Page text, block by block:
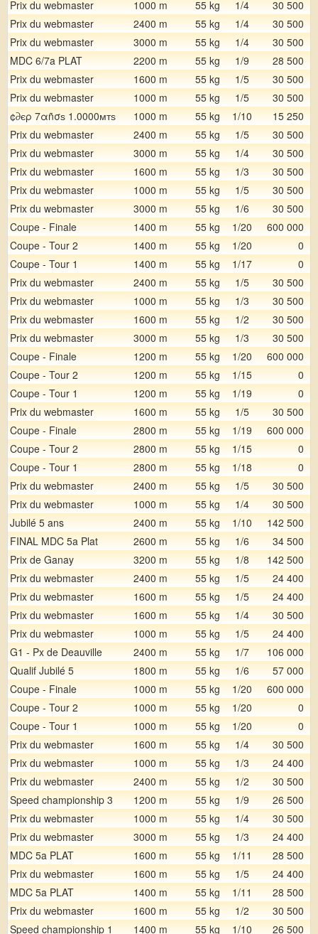
Prix du webmaster 1000 m 55 kg 1/4 30 500
Prix du webmaster
2400 m 55 kg 1/4 30 500
Prix du webmaster
3000 m 55 kg 1/4 30 500
MDC 6/7a PLAT
2200 m 55 kg 1/9 28 500
Prix du webmaster
1600 m 55 kg 1/5 30 500
Prix du webmaster
1000 m 55 kg 1/5 30 500
¢∂єρ 7αñσѕ 1.0000мтѕ
1000 m 55 kg 1/10 15 250
Prix du webmaster
2400 m 55 kg 1/5 30 500
Prix du webmaster
3000 m 55 kg 1/4 30 500
Prix du webmaster
1600 m 55 kg 1/3 30 500
Prix du webmaster
1000 m 55 kg 1/5 30 500
Prix du webmaster
3000 m 55 kg 1/6 30 500
Coupe - Finale
1400 m 55 kg 1/20 600 000
Coupe - Tour 2
1400 m 55 kg 1/20 0
Coupe - Tour 1
1400 m 55 kg 1/17 0
Prix du webmaster
2400 m 55 kg 1/5 30 500
Prix du webmaster
1000 m 55 kg 1/3 30 500
Prix du webmaster
1600 m 55 kg 1/2 30 500
Prix du webmaster
3000 m 55 kg 1/3 30 500
Coupe - Finale
1200 m 55 kg 1/20 600 000
Coupe - Tour 2
1200 m 55 kg 1/15 0
Coupe - Tour 1
1200 m 55 kg 1/19 0
Prix du webmaster
1600 m 55 kg 1/5 30 500
Coupe - Finale
2800 m 55 kg 1/19 600 000
Coupe - Tour 2
2800 m 55 kg 1/15 0
Coupe - Tour 1
2800 m 55 kg 1/18 0
Prix du webmaster
2400 m 55 kg 1/5 30 500
Prix du webmaster
1000 m 55 kg 1/4 30 500
Jubilé 5 ans
2400 m 55 kg 1/10 142 500
FINAL MDC 5a Plat
2600 m 55 kg 1/6 34 500
Prix de Ganay
3200 m 55 kg 1/8 142 500
Prix du webmaster
2400 m 55 kg 1/5 24 400
Prix du webmaster
1600 m 55 kg 1/5 24 400
Prix du webmaster
1600 m 55 kg 1/4 30 500
Prix du webmaster
1000 m 55 kg 1/5 24 400
G1 - Px de Deauville
2400 m 55 kg 1/7 106 000
Qualif Jubilé 5
1800 m 55 kg 1/6 57 000
Coupe - Finale
1000 m 55 kg 1/20 600 000
Coupe - Tour 2
1000 m 55 kg 1/20 0
Coupe - Tour 1
1000 m 55 kg 1/20 0
Prix du webmaster
1600 m 55 kg 1/4 30 500
Prix du webmaster
1000 m 55 kg 1/3 24 400
Prix du webmaster
2400 m 55 kg 1/2 30 500
Speed championship 3
1200 m 55 kg 1/9 26 500
Prix du webmaster
1000 m 55 kg 1/4 30 500
Prix du webmaster
3000 m 55 kg 1/3 24 400
MDC 5a PLAT
1600 m 55 kg 1/11 28 500
Prix du webmaster
1600 m 55 kg 1/5 24 400
MDC 5a PLAT
1400 m 55 kg 1/11 28 500
Prix du webmaster
1600 m 55 kg 1/2 30 500
Speed championship 1
1400 m 55 kg 1/10 26 500